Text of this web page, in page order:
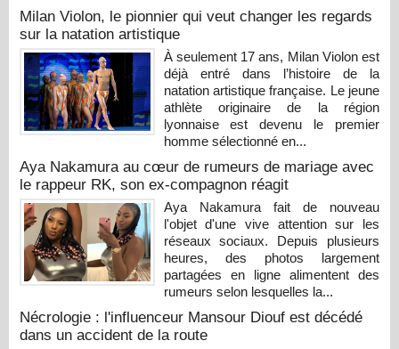
Milan Violon, le pionnier qui veut changer les regards
sur la natation artistique
À seulement 17 ans, Milan Violon est
déjà entré dans l’histoire de la
natation artistique française. Le jeune
athlète originaire de la région
lyonnaise est devenu le premier
homme sélectionné en...
Aya Nakamura au cœur de rumeurs de mariage avec
le rappeur RK, son ex-compagnon réagit
Aya Nakamura fait de nouveau
l'objet d'une vive attention sur les
réseaux sociaux. Depuis plusieurs
heures, des photos largement
partagées en ligne alimentent des
rumeurs selon lesquelles la...
Nécrologie : l'influenceur Mansour Diouf est décédé
dans un accident de la route